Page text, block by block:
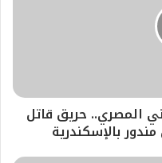
المصري.. حريق قاتل
بالإسكندرية